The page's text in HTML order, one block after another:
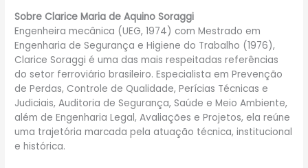
Sobre Clarice Maria de Aquino Soraggi
Engenheira mecânica (UEG, 1974) com Mestrado em
Engenharia de Segurança e Higiene do Trabalho (1976),
Clarice Soraggi é uma das mais respeitadas referências
do setor ferroviário brasileiro. Especialista em Prevenção
de Perdas, Controle de Qualidade, Perícias Técnicas e
Judiciais, Auditoria de Segurança, Saúde e Meio Ambiente,
além de Engenharia Legal, Avaliações e Projetos, ela reúne
uma trajetória marcada pela atuação técnica, institucional
e histórica.